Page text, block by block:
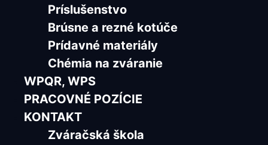
Príslušenstvo
Brúsne a rezné kotúče
Prídavné materiály
Chémia na zváranie
WPQR, WPS
PRACOVNÉ POZÍCIE
KONTAKT
Zváračská škola